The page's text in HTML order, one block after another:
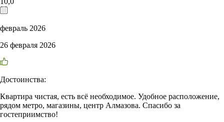
февраль 2026
26 февраля 2026
Достоинства:
Квартира чистая, есть всё необходимое. Удобное расположение,
рядом метро, магазины, центр Алмазова. Спасибо за
гостеприимство!